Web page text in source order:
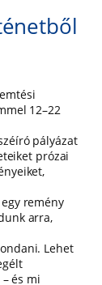
12–22
pályázat
prózai
remény
arra,
Lehet
és mi